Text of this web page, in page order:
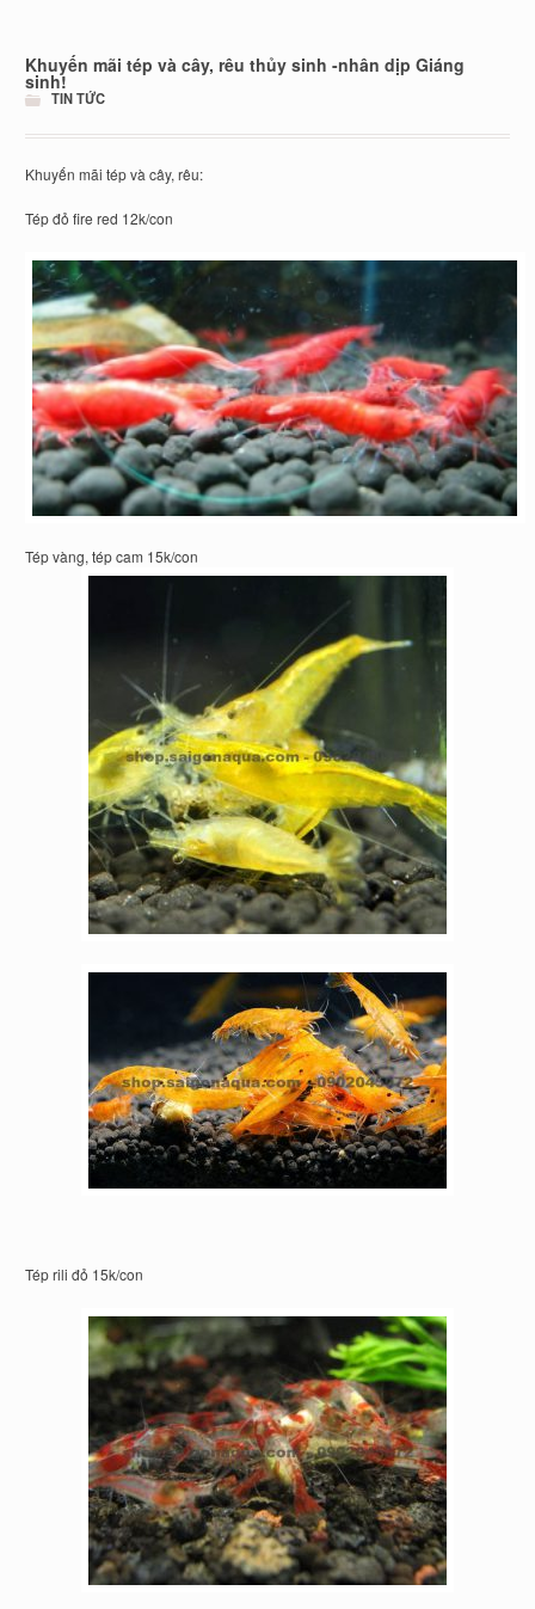
Khuyến mãi tép và cây, rêu thủy sinh -nhân dịp Giáng
sinh!
TIN TỨC
Khuyến mãi tép và cây, rêu:
Tép đỏ fire red 12k/con
Tép vàng, tép cam 15k/con
Tép rili đỏ 15k/con